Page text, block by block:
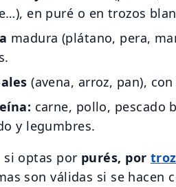
en puré o en trozos
madura (plátano, pera,
(avena, arroz, pan),
carne, pollo, pescado
y legumbres.
si optas por purés, por
son válidas si se hacen